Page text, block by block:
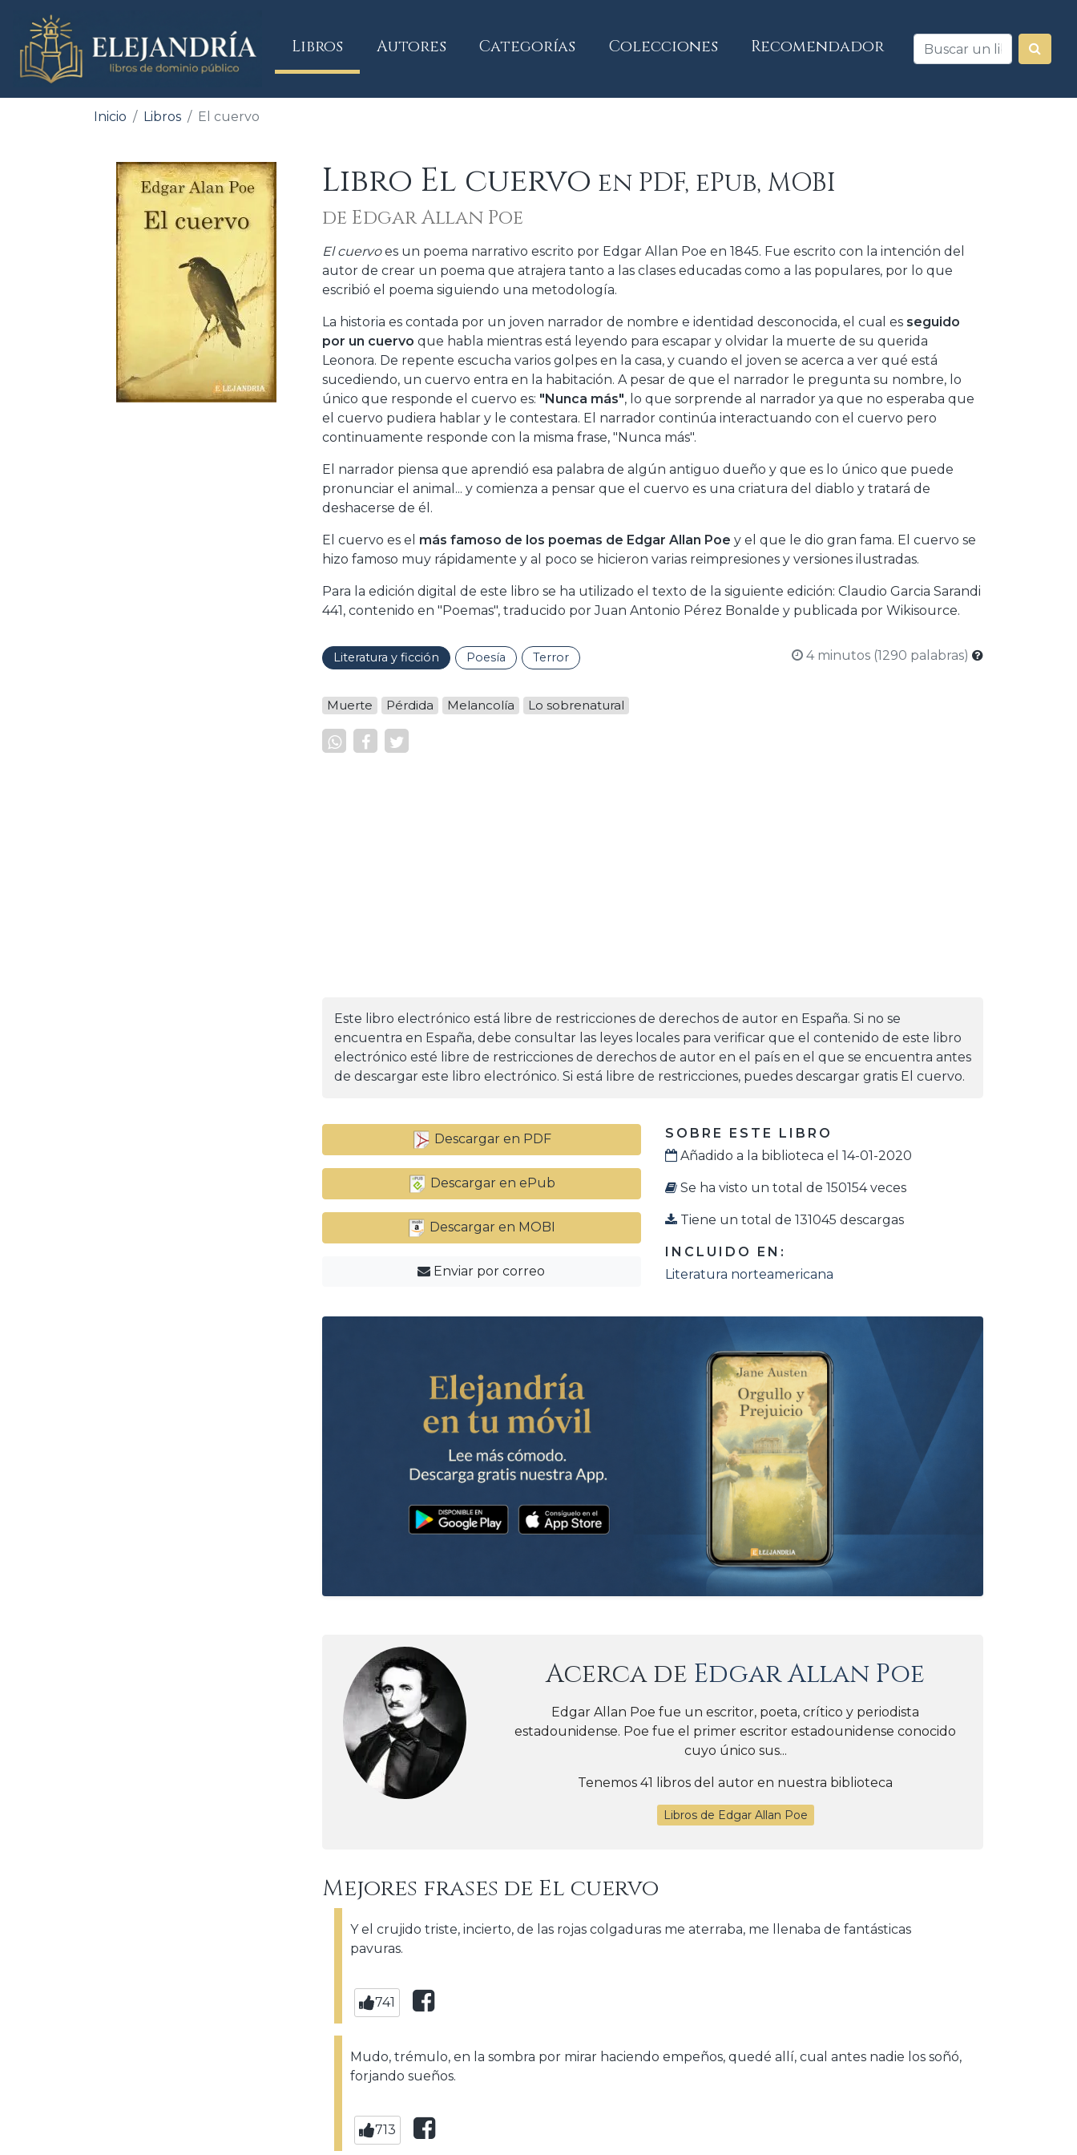
Libros(current)
Autores Categorías Colecciones Recomendador
Inicio Libros El cuervo
Libro El cuervo en PDF, ePub, MOBI
de Edgar Allan Poe
El cuervoes un poema narrativo escrito por Edgar Allan Poe en 1845. Fue escrito con la intención del
autor de crear un poema que atrajera tanto a las clases educadas como a las populares, por lo que
escribió el poema siguiendo una metodología.
La historia es contada por un joven narrador de nombre e identidad desconocida, el cual es seguido
por un cuervo que habla mientras está leyendo para escapar y olvidar la muerte de su querida
Leonora. De repente escucha varios golpes en la casa, y cuando el joven se acerca a ver qué está
sucediendo, un cuervo entra en la habitación. A pesar de que el narrador le pregunta su nombre, lo
único que responde el cuervo es: "Nunca más", lo que sorprende al narrador ya que no esperaba que
el cuervo pudiera hablar y le contestara. El narrador continúa interactuando con el cuervo pero
continuamente responde con la misma frase, "Nunca más".
El narrador piensa que aprendió esa palabra de algún antiguo dueño y que es lo único que puede
pronunciar el animal... y comienza a pensar que el cuervo es una criatura del diablo y tratará de
deshacerse de él.
El cuervo es el más famoso de los poemas de Edgar Allan Poe y el que le dio gran fama. El cuervo se
hizo famoso muy rápidamente y al poco se hicieron varias reimpresiones y versiones ilustradas.
Para la edición digital de este libro se ha utilizado el texto de la siguiente edición: Claudio Garcia Sarandi
441, contenido en "Poemas", traducido por Juan Antonio Pérez Bonalde y publicada por Wikisource.
Literatura y ficción Poesía Terror 4 minutos (1290 palabras)
Muerte Pérdida Melancolía Lo sobrenatural
Este libro electrónico está libre de restricciones de derechos de autor en España. Si no se
encuentra en España, debe consultar las leyes locales para verificar que el contenido de este libro
electrónico esté libre de restricciones de derechos de autor en el país en el que se encuentra antes
de descargar este libro electrónico. Si está libre de restricciones, puedes descargar gratis El cuervo.
Descargar en PDF
Descargar en ePub
Descargar en MOBI
Enviar por correo
SOBRE ESTE LIBRO
Añadido a la biblioteca el 14-01-2020
Se ha visto un total de 150154 veces
Tiene un total de 131045 descargas
INCLUIDO EN:
Literatura norteamericana
Acerca de Edgar Allan Poe
Edgar Allan Poe fue un escritor, poeta, crítico y periodista​
estadounidense. Poe fue el primer escritor estadounidense conocido
cuyo único sus...
Tenemos 41 libros del autor en nuestra biblioteca
Libros de Edgar Allan Poe
Mejores frases de El cuervo
Y el crujido triste, incierto, de las rojas colgaduras me aterraba, me llenaba de fantásticas
pavuras.
741
Mudo, trémulo, en la sombra por mirar haciendo empeños, quedé allí, cual antes nadie los soñó,
forjando sueños.
713